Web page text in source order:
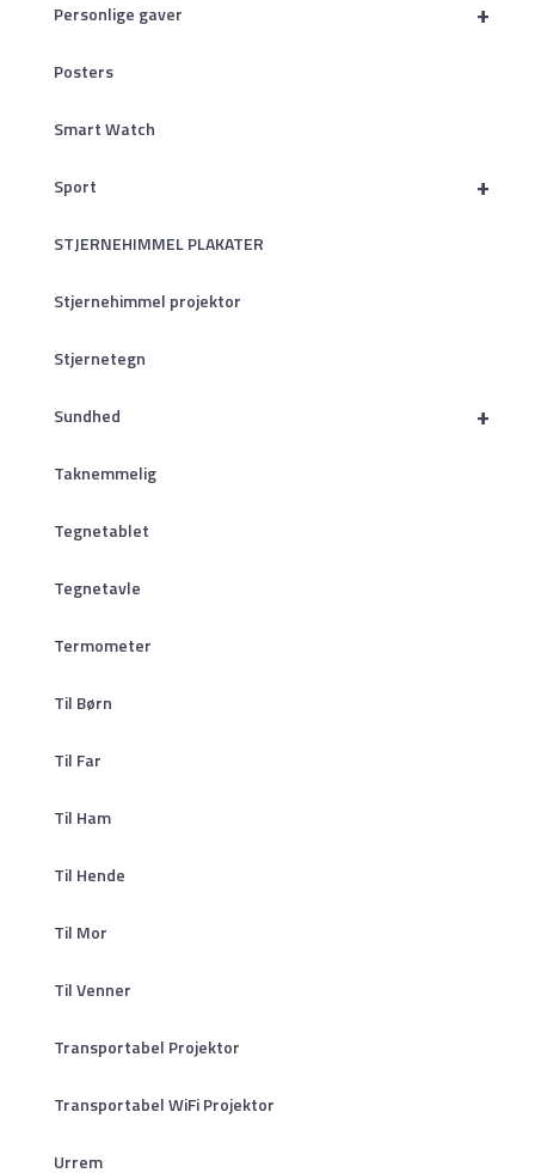
+
Personlige gaver
Posters
Smart Watch
+
Sport
STJERNEHIMMEL PLAKATER
Stjernehimmel projektor
Stjernetegn
+
Sundhed
Taknemmelig
Tegnetablet
Tegnetavle
Termometer
Til Børn
Til Far
Til Ham
Til Hende
Til Mor
Til Venner
Transportabel Projektor
Transportabel WiFi Projektor
Urrem